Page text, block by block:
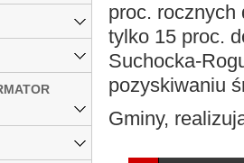
proc. rocznych
tylko 15 proc.
Suchocka-
pozyskiwaniu
Gminy,